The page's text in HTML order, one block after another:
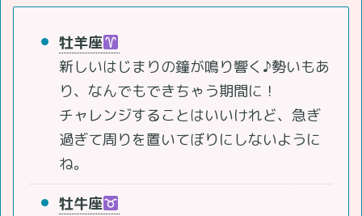
牡羊座
新しいはじまりの鐘が鳴り響く♪勢いもあ
り、なんでもできちゃう期間に！
チャレンジすることはいいけれど、急ぎ
過ぎて周りを置いてぼりにしないように
ね。
牡牛座